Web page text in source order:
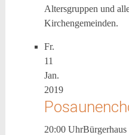
Altersgruppen und
Kirchengemeinden.
Fr.
11
Jan.
2019
20:00 Uhr